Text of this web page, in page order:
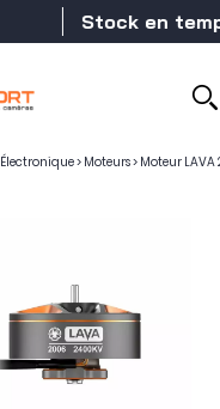
Stock en
Électronique> Moteurs> Moteur